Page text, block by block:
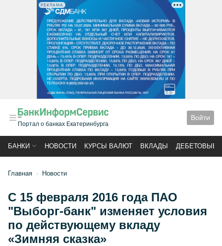
РЕКЛАМА
Портал о банках Екатеринбурга
Войти
БАНКИ НОВОСТИ КУРСЫ ВАЛЮТ ВКЛАДЫ ДЕБЕТОВЫЕ
Главная Новости
С 15 февраля 2016 года ПАО
"Выборг-банк" изменяет условия
по действующему вкладу
«Зимняя сказка»